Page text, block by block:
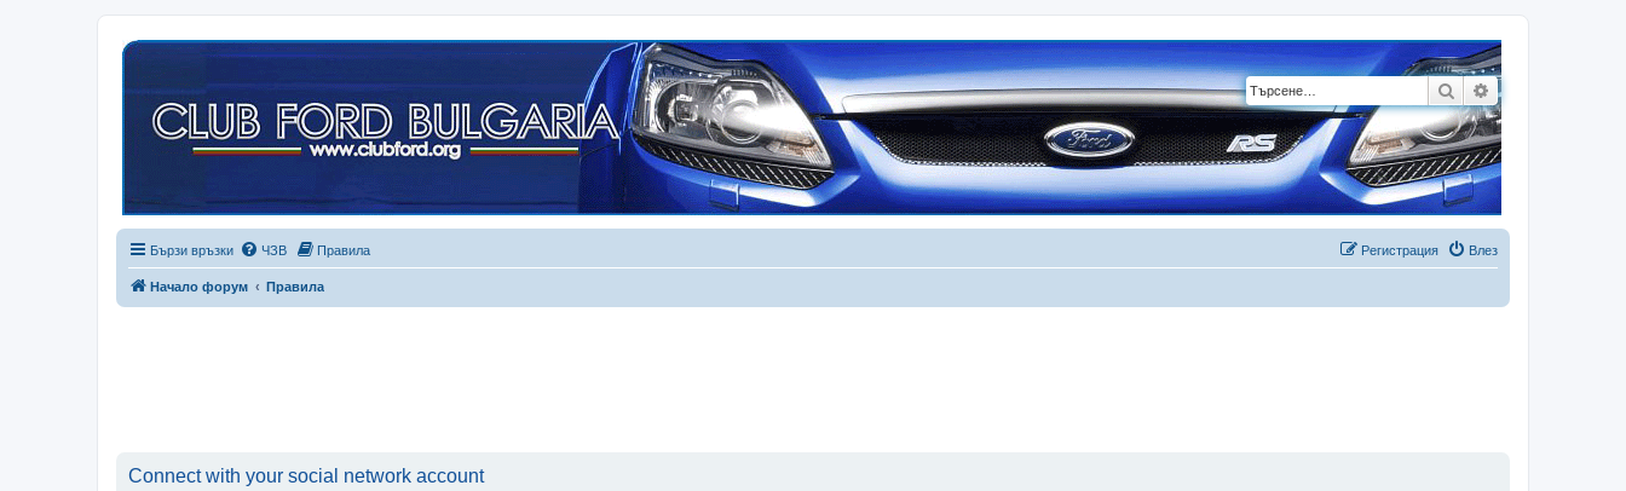
ТърсенеРазширено
Бързи връзки ЧЗВ Правила Влез
Регистрация
Начало форум Правила
Connect with your social network account